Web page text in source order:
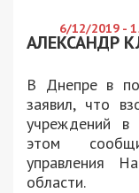
6/12/2019 -
АЛЕКСАНДР
В Днепре в
заявил, что
учреждений в
этом
управления
области.